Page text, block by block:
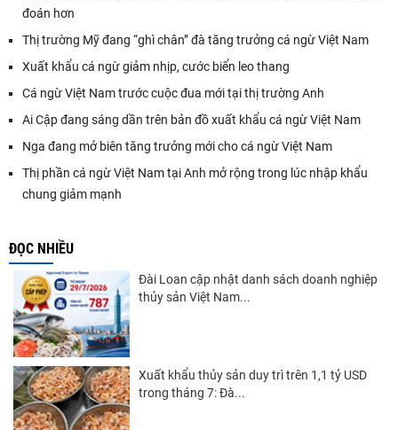
đoán hơn
Thị trường Mỹ đang “ghì chân” đà tăng trưởng cá ngừ Việt Nam
Xuất khẩu cá ngừ giảm nhịp, cước biển leo thang
Cá ngừ Việt Nam trước cuộc đua mới tại thị trường Anh
Ai Cập đang sáng dần trên bản đồ xuất khẩu cá ngừ Việt Nam
Nga đang mở biên tăng trưởng mới cho cá ngừ Việt Nam
Thị phần cá ngừ Việt Nam tại Anh mở rộng trong lúc nhập khẩu
chung giảm mạnh
ĐỌC NHIỀU
Đài Loan cập nhật danh sách doanh nghiệp
thủy sản Việt Nam...
Xuất khẩu thủy sản duy trì trên 1,1 tỷ USD
trong tháng 7: Đà...